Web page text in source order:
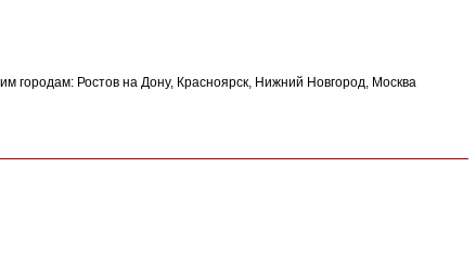
городам: Ростов на Дону, Красноярск, Нижний Новгород, Москва